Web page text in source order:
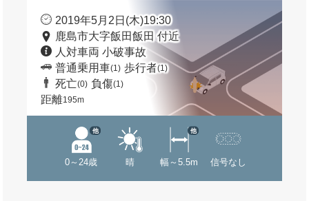
2019年5月2日(木)19:30
鹿島市大字飯田飯田 付近
人対車両 小破事故
普通乗用車(1) 歩行者(1)
死亡(0) 負傷(1)
距離195m
0～24歳
他
晴 幅～5.5m
他
信号なし